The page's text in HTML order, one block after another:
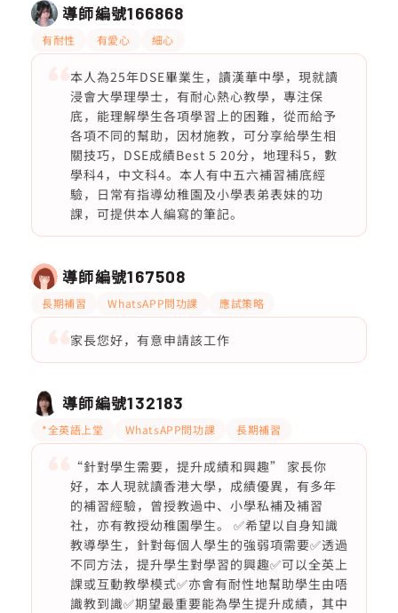
導師編號166868
有耐性 有愛心 細心
本人為25年DSE畢業生，讀漢華中學，現就讀
浸會大學理學士，有耐心熱心教學，專注保
底，能理解學生各項學習上的困難，從而給予
各項不同的幫助，因材施教，可分享給學生相
關技巧，DSE成績Best 5 20分，地理科5，數
學科4，中文科4。本人有中五六補習補底經
驗，日常有指導幼稚園及小學表弟表妹的功
課，可提供本人編寫的筆記。
導師編號167508
長期補習 WhatsAPP問功課 應試策略
家長您好，有意申請該工作
導師編號132183
*全英語上堂 WhatsAPP問功課 長期補習
“針對學生需要，提升成績和興趣” 家長你
好，本人現就讀香港大學，成績優異，有多年
的補習經驗，曾授教過中、小學私補及補習
社，亦有教授幼稚園學生。 ✅希望以自身知識
教導學生，針對每個人學生的強弱項需要✅透過
不同方法，提升學生對學習的興趣✅可以全英上
課或互動教學模式✅亦會有耐性地幫助學生由唔
識教到識✅期望最重要能為學生提升成績，其中